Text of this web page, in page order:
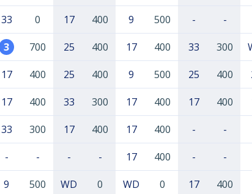
33 0 17 400 9 500 - -
3 700 25 400 17 400 33 300
17 400 25 400 9 500 25 400
17 400 33 300 17 400 17 400
33 300 17 400 17 400 - -
- - - - 17 400 - -
9 500 WD 0 WD 0 17 400